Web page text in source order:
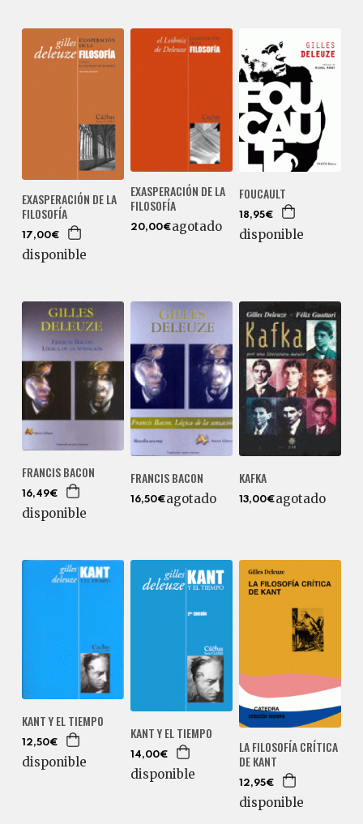
EXASPERACIÓN DE LA
FILOSOFÍA
17,00€
disponible
EXASPERACIÓN DE LA
FILOSOFÍA
20,00€agotado
FOUCAULT
18,95€
disponible
FRANCIS BACON
16,49€
disponible
FRANCIS BACON
16,50€agotado
KAFKA
13,00€agotado
KANT Y EL TIEMPO
12,50€
disponible
KANT Y EL TIEMPO
14,00€
disponible
LA FILOSOFÍA CRÍTICA
DE KANT
12,95€
disponible